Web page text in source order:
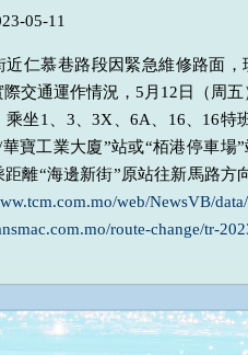
05-11
近仁慕巷路段因緊急維修路面
交通運作情況，5月12日（周
乘坐1、3、3X、6A、16、16特
寶工業大廈”站或“栢港停車場
離“海邊新街”原站往新馬路方
web/NewsVB/
route-change/tr-